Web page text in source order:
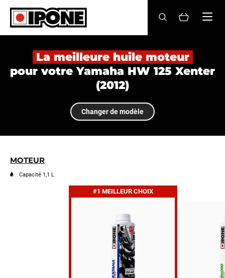
Ipone
HUILES MOTEUR
ENTRETIEN
MAINTENANCE
Revendeurs
BE
La meilleure huile moteur
pour votre Yamaha HW 125 Xenter
(2012)
Changer de modèle
MOTEUR
Capacité 1,1 L
#1 MEILLEUR CHOIX